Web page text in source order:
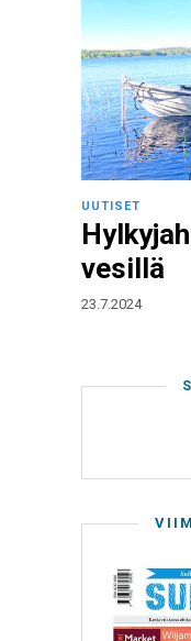
UUTISET
vesillä
23.7.2024